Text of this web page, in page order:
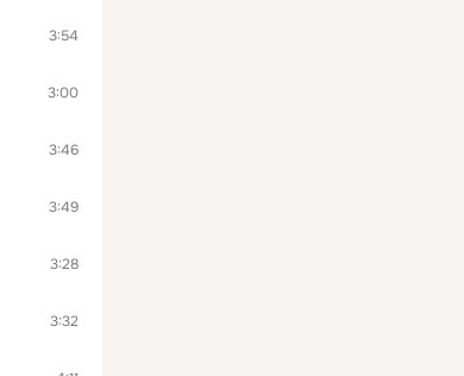
3:54
3:00
3:46
3:49
3:28
3:32